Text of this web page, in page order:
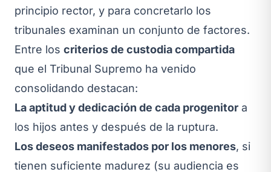
principio rector, y para concretarlo los
tribunales examinan un conjunto de factores.
Entre los criterios de custodia compartida
que el Tribunal Supremo ha venido
consolidando destacan:
La aptitud y dedicación de cada progenitor a
los hijos antes y después de la ruptura.
Los deseos manifestados por los menores, si
tienen suficiente madurez (su audiencia es